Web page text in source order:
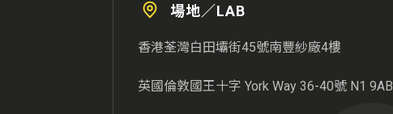
場地／LAB
香港荃灣白田壩街45號南豐紗廠4樓
英國倫敦國王十字 York Way 36-40號 N1 9AB